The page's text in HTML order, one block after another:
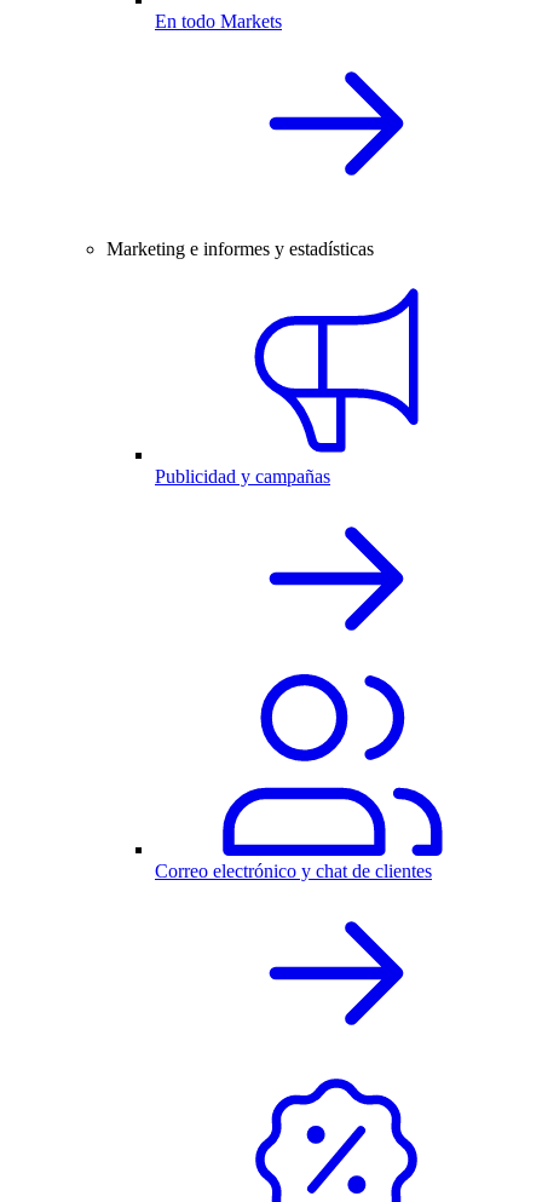
En todo Markets
Marketing e informes y estadísticas
Publicidad y campañas
Correo electrónico y chat de clientes